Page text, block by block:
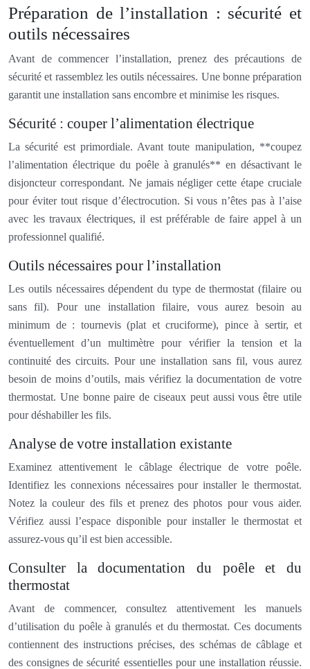
Préparation de l’installation : sécurité et
outils nécessaires
Avant de commencer l’installation, prenez des précautions de
sécurité et rassemblez les outils nécessaires. Une bonne préparation
garantit une installation sans encombre et minimise les risques.
Sécurité : couper l’alimentation électrique
La sécurité est primordiale. Avant toute manipulation, **coupez
l’alimentation électrique du poêle à granulés** en désactivant le
disjoncteur correspondant. Ne jamais négliger cette étape cruciale
pour éviter tout risque d’électrocution. Si vous n’êtes pas à l’aise
avec les travaux électriques, il est préférable de faire appel à un
professionnel qualifié.
Outils nécessaires pour l’installation
Les outils nécessaires dépendent du type de thermostat (filaire ou
sans fil). Pour une installation filaire, vous aurez besoin au
minimum de : tournevis (plat et cruciforme), pince à sertir, et
éventuellement d’un multimètre pour vérifier la tension et la
continuité des circuits. Pour une installation sans fil, vous aurez
besoin de moins d’outils, mais vérifiez la documentation de votre
thermostat. Une bonne paire de ciseaux peut aussi vous être utile
pour déshabiller les fils.
Analyse de votre installation existante
Examinez attentivement le câblage électrique de votre poêle.
Identifiez les connexions nécessaires pour installer le thermostat.
Notez la couleur des fils et prenez des photos pour vous aider.
Vérifiez aussi l’espace disponible pour installer le thermostat et
assurez-vous qu’il est bien accessible.
Consulter la documentation du poêle et du
thermostat
Avant de commencer, consultez attentivement les manuels
d’utilisation du poêle à granulés et du thermostat. Ces documents
contiennent des instructions précises, des schémas de câblage et
des consignes de sécurité essentielles pour une installation réussie.